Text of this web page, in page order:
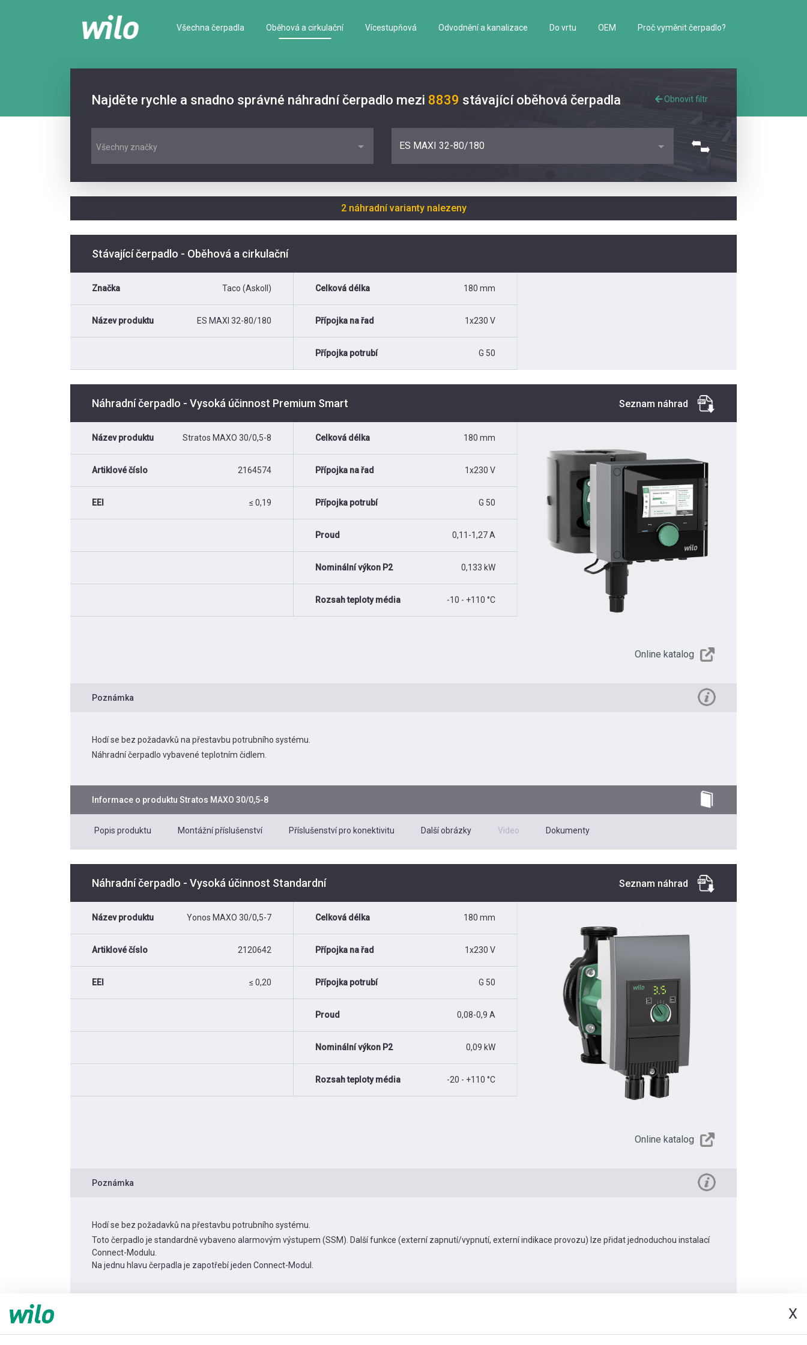
X
Všechna čerpadla Oběhová a cirkulační Vícestupňová Odvodnění a kanalizace Do vrtu OEM Proč vyměnit čerpadlo?
Najděte rychle a snadno správné náhradní čerpadlo mezi 8839 stávající oběhová čerpadla Obnovit filtr
Všechny značky ES MAXI 32-80/180
2 náhradní varianty nalezeny
Stávající čerpadlo - Oběhová a cirkulační
Značka Taco (Askoll)
Název produktu ES MAXI 32-80/180
Celková délka 180 mm
Přípojka na řad 1x230 V
Přípojka potrubí G 50
Náhradní čerpadlo - Vysoká účinnost Premium Smart Seznam náhrad
Název produktu Stratos MAXO 30/0,5-8
Artiklové číslo 2164574
EEI ≤ 0,19
Celková délka 180 mm
Přípojka na řad 1x230 V
Přípojka potrubí G 50
Proud 0,11-1,27 A
Nominální výkon P2 0,133 kW
Rozsah teploty média -10 - +110 °C
Online katalog
Poznámka
Hodí se bez požadavků na přestavbu potrubního systému.
Náhradní čerpadlo vybavené teplotním čidlem.
Informace o produktu Stratos MAXO 30/0,5-8
Popis produktu Montážní příslušenství Příslušenství pro konektivitu Další obrázky Video Dokumenty
Náhradní čerpadlo - Vysoká účinnost Standardní Seznam náhrad
Název produktu Yonos MAXO 30/0,5-7
Artiklové číslo 2120642
EEI ≤ 0,20
Celková délka 180 mm
Přípojka na řad 1x230 V
Přípojka potrubí G 50
Proud 0,08-0,9 A
Nominální výkon P2 0,09 kW
Rozsah teploty média -20 - +110 °C
Online katalog
Poznámka
Hodí se bez požadavků na přestavbu potrubního systému.
Toto čerpadlo je standardně vybaveno alarmovým výstupem (SSM). Další funkce (externí zapnutí/vypnutí, externí indikace provozu) lze přidat jednoduchou instalací
Connect-Modulu.
Na jednu hlavu čerpadla je zapotřebí jeden Connect-Modul.